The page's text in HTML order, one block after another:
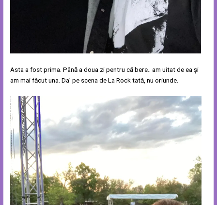
Asta a fost prima. Până a doua zi pentru că bere.. am uitat de ea și
am mai făcut una. Da’ pe scena de La Rock tată, nu oriunde.